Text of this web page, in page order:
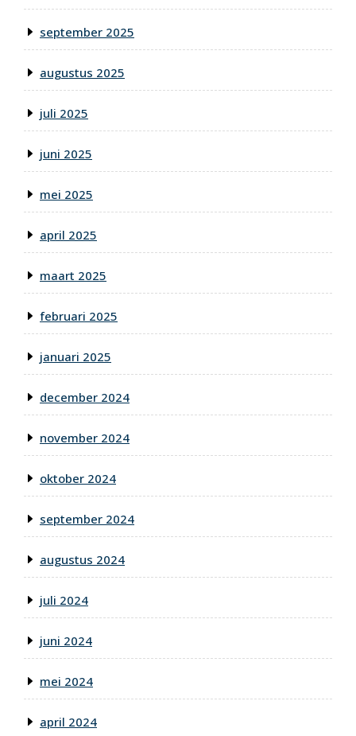
september 2025
augustus 2025
juli 2025
juni 2025
mei 2025
april 2025
maart 2025
februari 2025
januari 2025
december 2024
november 2024
oktober 2024
september 2024
augustus 2024
juli 2024
juni 2024
mei 2024
april 2024